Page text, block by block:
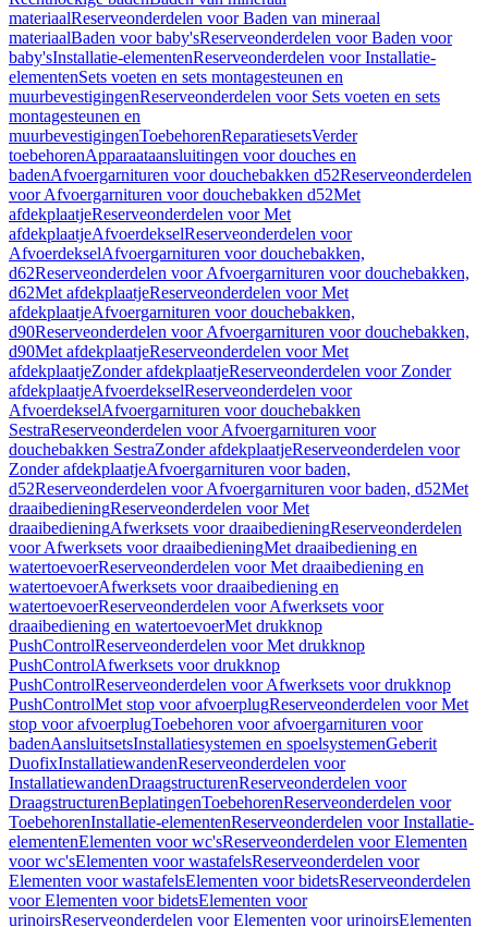
materiaalReserveonderdelen voor Baden van mineraal
materiaalBaden voor baby'sReserveonderdelen voor Baden voor
baby'sInstallatie-elementenReserveonderdelen voor Installatie-
elementenSets voeten en sets montagesteunen en
muurbevestigingenReserveonderdelen voor Sets voeten en sets
montagesteunen en
muurbevestigingenToebehorenReparatiesetsVerder
toebehorenApparaataansluitingen voor douches en
badenAfvoergarnituren voor douchebakken d52Reserveonderdelen
voor Afvoergarnituren voor douchebakken d52Met
afdekplaatjeReserveonderdelen voor Met
afdekplaatjeAfvoerdekselReserveonderdelen voor
AfvoerdekselAfvoergarnituren voor douchebakken,
d62Reserveonderdelen voor Afvoergarnituren voor douchebakken,
d62Met afdekplaatjeReserveonderdelen voor Met
afdekplaatjeAfvoergarnituren voor douchebakken,
d90Reserveonderdelen voor Afvoergarnituren voor douchebakken,
d90Met afdekplaatjeReserveonderdelen voor Met
afdekplaatjeZonder afdekplaatjeReserveonderdelen voor Zonder
afdekplaatjeAfvoerdekselReserveonderdelen voor
AfvoerdekselAfvoergarnituren voor douchebakken
SestraReserveonderdelen voor Afvoergarnituren voor
douchebakken SestraZonder afdekplaatjeReserveonderdelen voor
Zonder afdekplaatjeAfvoergarnituren voor baden,
d52Reserveonderdelen voor Afvoergarnituren voor baden, d52Met
draaibedieningReserveonderdelen voor Met
draaibedieningAfwerksets voor draaibedieningReserveonderdelen
voor Afwerksets voor draaibedieningMet draaibediening en
watertoevoerReserveonderdelen voor Met draaibediening en
watertoevoerAfwerksets voor draaibediening en
watertoevoerReserveonderdelen voor Afwerksets voor
draaibediening en watertoevoerMet drukknop
PushControlReserveonderdelen voor Met drukknop
PushControlAfwerksets voor drukknop
PushControlReserveonderdelen voor Afwerksets voor drukknop
PushControlMet stop voor afvoerplugReserveonderdelen voor Met
stop voor afvoerplugToebehoren voor afvoergarnituren voor
badenAansluitsetsInstallatiesystemen en spoelsystemenGeberit
DuofixInstallatiewandenReserveonderdelen voor
InstallatiewandenDraagstructurenReserveonderdelen voor
DraagstructurenBeplatingenToebehorenReserveonderdelen voor
ToebehorenInstallatie-elementenReserveonderdelen voor Installatie-
elementenElementen voor wc'sReserveonderdelen voor Elementen
voor wc'sElementen voor wastafelsReserveonderdelen voor
Elementen voor wastafelsElementen voor bidetsReserveonderdelen
voor Elementen voor bidetsElementen voor
urinoirsReserveonderdelen voor Elementen voor urinoirsElementen